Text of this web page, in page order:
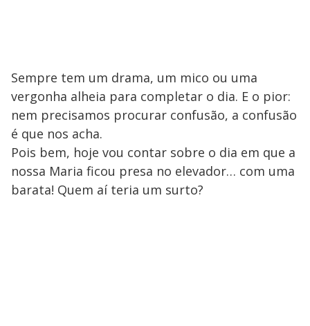
Sempre tem um drama, um mico ou uma
vergonha alheia para completar o dia. E o pior:
nem precisamos procurar confusão, a confusão
é que nos acha.
Pois bem, hoje vou contar sobre o dia em que a
nossa Maria ficou presa no elevador… com uma
barata! Quem aí teria um surto?